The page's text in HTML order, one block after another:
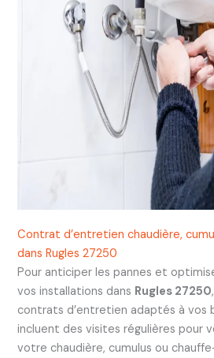
Contrat d’entretien chaudière,
dans Rugles 27250
Pour anticiper les pannes et
vos installations dans Rugles 27250
contrats d’entretien adaptés à vos
incluent des visites régulières pour
votre chaudière, cumulus ou